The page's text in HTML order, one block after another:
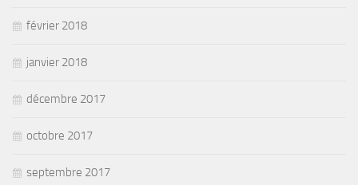
février 2018
janvier 2018
décembre 2017
octobre 2017
septembre 2017